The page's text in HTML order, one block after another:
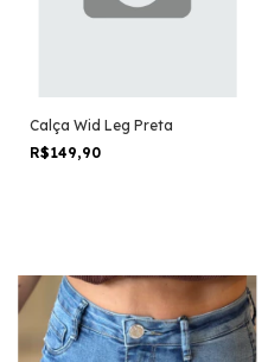
Calça Wid Leg Preta
R$149,90